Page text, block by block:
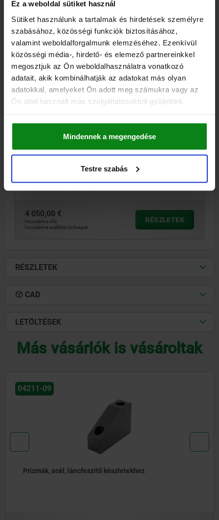
Ez a weboldal sütiket használ
Sütiket használunk a tartalmak és hirdetések személyre
szabásához, közösségi funkciók biztosításához,
valamint weboldalforgalmunk elemzéséhez. Ezenkívül
közösségi média-, hirdető- és elemező partnereinkkel
megosztjuk az Ön weboldalhasználatra vonatkozó
adatait, akik kombinálhatják az adatokat más olyan
adatokkal, amelyeket Ön adott meg számukra vagy az
Ön által használt más szolgáltatásokból gyűjtöttek.
Mindennek a megengedése
Testre szabás
04211
LÁNCFESZÍTŐ, F3=120, ACÉL NEMESÍTETT,
D1=98 H MAX. =209 H MIN. =166 H1 MAX.=260
H1 MIN.=199 H2=41 H3=33 LÖKET S=43 HOSSZ=58 L1=48
Rendelési szám:04211-120
4 050,00 €
hozzáértve Áfa
hozzáértve szállítási költségek
RÉSZLETEK
RÉSZLETEK
CAD
LETÖLTÉSEK
Más vásárlók is vásároltak
Szorítózárak, acél, láncfeszítő készletekhez